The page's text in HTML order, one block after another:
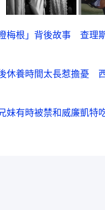
梅根」背後故事 查理
休養時間太長惹擔憂
妹有時被禁和威廉凱